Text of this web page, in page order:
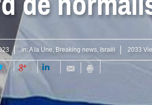
in:A la Une, Breaking news, Israël 2033
0 0